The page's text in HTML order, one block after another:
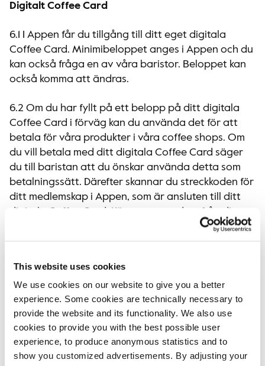
This website uses cookies
We use cookies on our website to give you a better
experience. Some cookies are technically necessary to
provide the website and its functionality. We also use
cookies to provide you with the best possible user
experience, to produce anonymous statistics and to
show you customized advertisements. By adjusting your
Digitalt Coffee Card
6.1 I Appen får du tillgång till ditt eget digitala
Coffee Card. Minimibeloppet anges i Appen och du
kan också fråga en av våra baristor. Beloppet kan
också komma att ändras.
6.2 Om du har fyllt på ett belopp på ditt digitala
Coffee Card i förväg kan du använda det för att
betala för våra produkter i våra coffee shops. Om
du vill betala med ditt digitala Coffee Card säger
du till baristan att du önskar använda detta som
betalningssätt. Därefter skannar du streckkoden för
ditt medlemskap i Appen, som är ansluten till ditt
digitala Coffee Card. Köpesumman dras från ditt
Coffee Card. Om köpet görs i en annan valuta än
växlingskurs som vi vid var tid tillämpar. Om saldot
på ditt Coffee Card inte är tillräckligt för köpet
kommer vi att neka betalning, varpå du kommer att
behöva använda ett annat betalningsmedel.
6.3 Att ladda ditt Coffee Card, eller att fylla på
detta i förväg, innebär att du överför ett belopp till